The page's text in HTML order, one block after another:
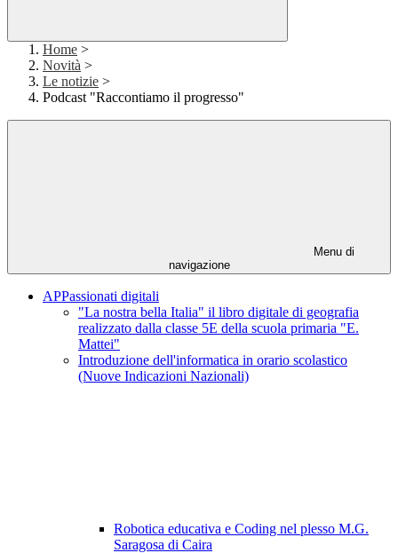
Home >
Novità >
Le notizie >
Podcast "Raccontiamo il progresso"
Menu di
navigazione
APPassionati digitali
"La nostra bella Italia" il libro digitale di geografia
realizzato dalla classe 5E della scuola primaria "E.
Mattei"
Introduzione dell'informatica in orario scolastico
(Nuove Indicazioni Nazionali)
Robotica educativa e Coding nel plesso M.G.
Saragosa di Caira